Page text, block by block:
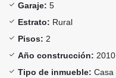
Garaje: 5
Estrato: Rural
Pisos: 2
Año construcción: 2010
Tipo de inmueble: Casa